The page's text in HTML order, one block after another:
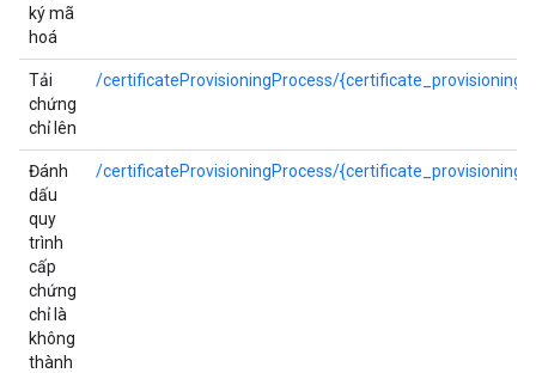
ký mã
hoá
Tải
chứng
chỉ lên
/certificateProvisioningProcess/
Đánh
dấu
quy
trình
cấp
chứng
chỉ là
không
thành
/certificateProvisioningProcess/